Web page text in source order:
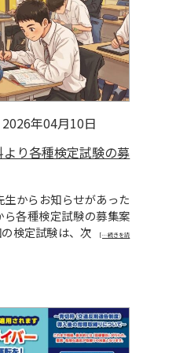
2026年04月10日
より各種検定試験の募
からお知らせがあった
ら各種検定試験の募集案
検定試験は、次
[…続きを読